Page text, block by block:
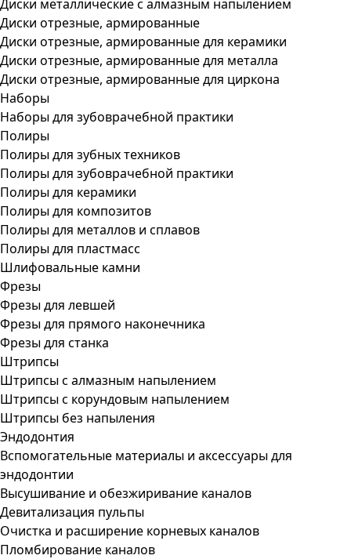
Диски металлические с алмазным напылением
Диски отрезные, армированные
Диски отрезные, армированные для керамики
Диски отрезные, армированные для металла
Диски отрезные, армированные для циркона
Наборы
Наборы для зубоврачебной практики
Полиры
Полиры для зубных техников
Полиры для зубоврачебной практики
Полиры для керамики
Полиры для композитов
Полиры для металлов и сплавов
Полиры для пластмасс
Шлифовальные камни
Фрезы
Фрезы для левшей
Фрезы для прямого наконечника
Фрезы для станка
Штрипсы
Штрипсы c алмазным напылением
Штрипсы c корундовым напылением
Штрипсы без напыления
Эндодонтия
Вспомогательные материалы и аксессуары для
эндодонтии
Высушивание и обезжиривание каналов
Девитализация пульпы
Очистка и расширение корневых каналов
Пломбирование каналов